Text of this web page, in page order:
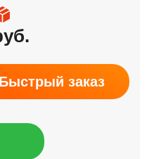
Быстрый заказ